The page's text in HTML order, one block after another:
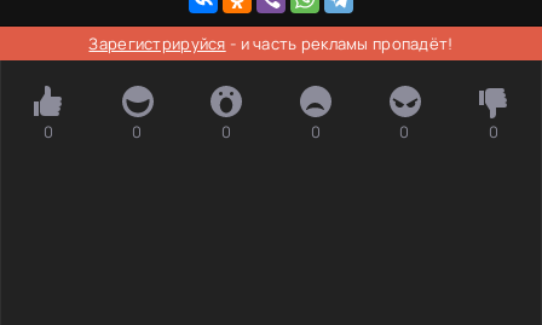
Зарегистрируйся - и часть рекламы пропадёт!
0 0 0 0 0 0